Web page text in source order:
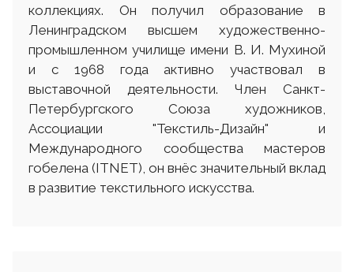
коллекциях. Он получил образование в
Ленинградском высшем художественно-
промышленном училище имени В. И. Мухиной
и с 1968 года активно участвовал в
выставочной деятельности. Член Санкт-
Петербургского Союза художников,
Ассоциации "Текстиль-Дизайн" и
Международного сообщества мастеров
гобелена (ITNET), он внёс значительный вклад
в развитие текстильного искусства.